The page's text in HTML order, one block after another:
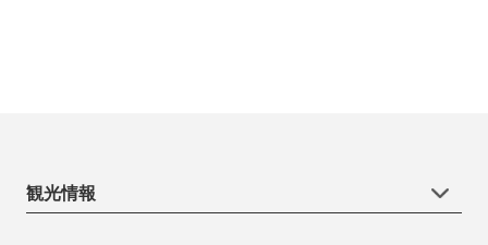
観光情報